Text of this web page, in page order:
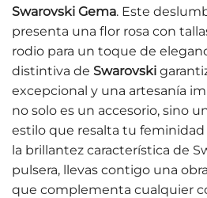
Swarovski Gema. Este
presenta una flor rosa con
rodio para un toque de
distintiva de Swarovski
excepcional y una artesanía
no solo es un accesorio, sino
estilo que resalta tu feminidad
la brillantez característica de
pulsera, llevas contigo una
que complementa cualquier